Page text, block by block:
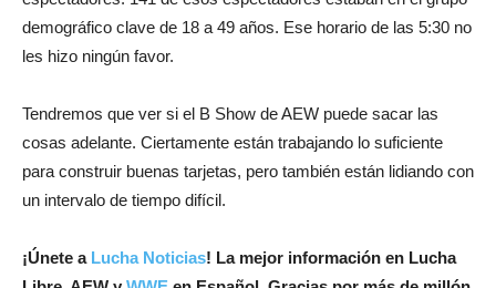
demográfico clave de 18 a 49 años. Ese horario de las 5:30 no
les hizo ningún favor.
Tendremos que ver si el B Show de AEW puede sacar las
cosas adelante. Ciertamente están trabajando lo suficiente
para construir buenas tarjetas, pero también están lidiando con
un intervalo de tiempo difícil.
¡Únete a Lucha Noticias! La mejor información en Lucha